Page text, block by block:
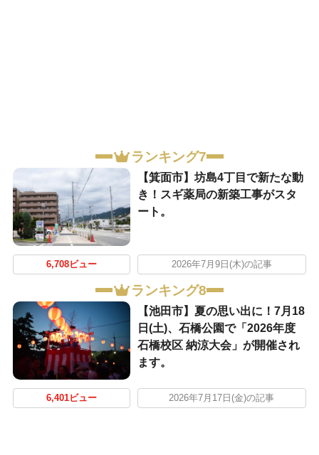
ランキング7
【箕面市】坊島4丁目で新たな動
き！スギ薬局の新築工事がスタ
ート。
6,708ビュー 2026年7月9日(木)の記事
ランキング8
【池田市】夏の思い出に！7月18
日(土)、石橋公園で「2026年度
石橋校区 納涼大会」が開催され
ます。
6,401ビュー 2026年7月17日(金)の記事